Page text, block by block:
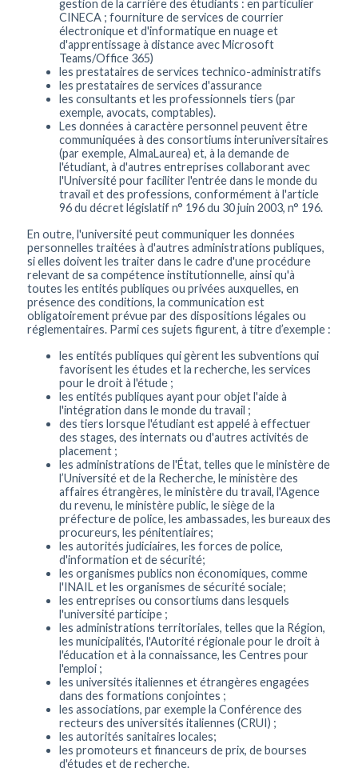
gestion de la carrière des étudiants : en particulier
CINECA ; fourniture de services de courrier
électronique et d'informatique en nuage et
d'apprentissage à distance avec Microsoft
Teams/Office 365)
les prestataires de services technico-administratifs
les prestataires de services d'assurance
les consultants et les professionnels tiers (par
exemple, avocats, comptables).
Les données à caractère personnel peuvent être
communiquées à des consortiums interuniversitaires
(par exemple, AlmaLaurea) et, à la demande de
l'étudiant, à d'autres entreprises collaborant avec
l'Université pour faciliter l'entrée dans le monde du
travail et des professions, conformément à l'article
96 du décret législatif n° 196 du 30 juin 2003, n° 196.
En outre, l'université peut communiquer les données
personnelles traitées à d'autres administrations publiques,
si elles doivent les traiter dans le cadre d'une procédure
relevant de sa compétence institutionnelle, ainsi qu'à
toutes les entités publiques ou privées auxquelles, en
présence des conditions, la communication est
obligatoirement prévue par des dispositions légales ou
réglementaires. Parmi ces sujets figurent, à titre d’exemple :
les entités publiques qui gèrent les subventions qui
favorisent les études et la recherche, les services
pour le droit à l'étude ;
les entités publiques ayant pour objet l'aide à
l'intégration dans le monde du travail ;
des tiers lorsque l'étudiant est appelé à effectuer
des stages, des internats ou d'autres activités de
placement ;
les administrations de l'État, telles que le ministère de
l’Université et de la Recherche, le ministère des
affaires étrangères, le ministère du travail, l'Agence
du revenu, le ministère public, le siège de la
préfecture de police, les ambassades, les bureaux des
procureurs, les pénitentiaires;
les autorités judiciaires, les forces de police,
d'information et de sécurité;
les organismes publics non économiques, comme
l'INAIL et les organismes de sécurité sociale;
les entreprises ou consortiums dans lesquels
l'université participe ;
les administrations territoriales, telles que la Région,
les municipalités, l'Autorité régionale pour le droit à
l'éducation et à la connaissance, les Centres pour
l'emploi ;
les universités italiennes et étrangères engagées
dans des formations conjointes ;
les associations, par exemple la Conférence des
recteurs des universités italiennes (CRUI) ;
les autorités sanitaires locales;
les promoteurs et financeurs de prix, de bourses
d'études et de recherche.